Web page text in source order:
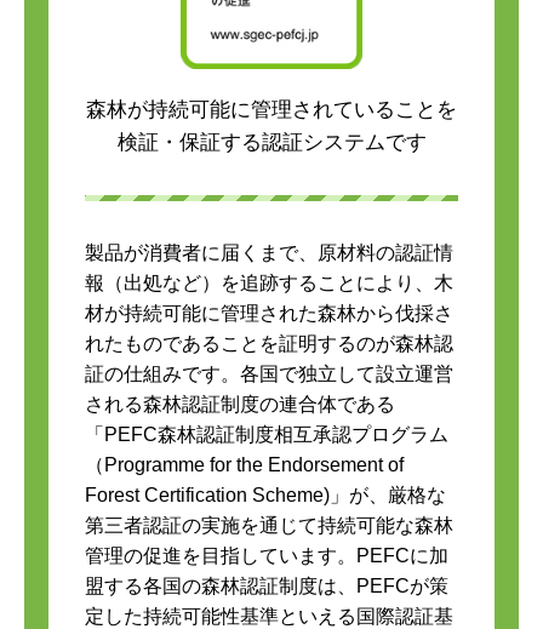
森林が持続可能に管理されていることを
検証・保証する認証システムです
製品が消費者に届くまで、原材料の認証情
報（出処など）を追跡することにより、木
材が持続可能に管理された森林から伐採さ
れたものであることを証明するのが森林認
証の仕組みです。各国で独立して設立運営
される森林認証制度の連合体である
「PEFC森林認証制度相互承認プログラム
（Programme for the Endorsement of
Forest Certification Scheme)」が、厳格な
第三者認証の実施を通じて持続可能な森林
管理の促進を目指しています。PEFCに加
盟する各国の森林認証制度は、PEFCが策
定した持続可能性基準といえる国際認証基